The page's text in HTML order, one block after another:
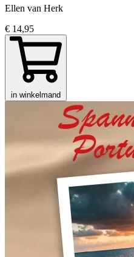
Ellen van Herk
€ 14,95
in winkelmand